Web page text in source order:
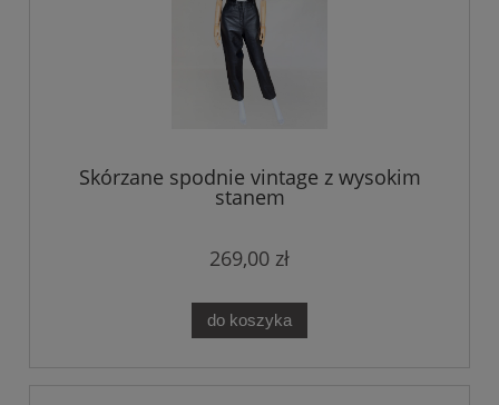
Skórzane spodnie vintage z wysokim
stanem
269,00 zł
do koszyka